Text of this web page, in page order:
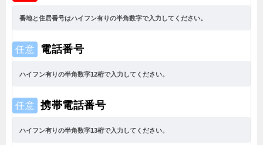
任意 電話番号
任意 携帯電話番号